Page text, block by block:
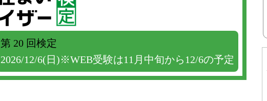
第 20 回検定
2026/12/6(日)※WEB受験は11月中旬から12/6の予定